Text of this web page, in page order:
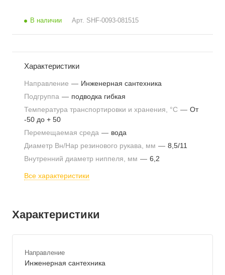
В наличии Арт. SHF-0093-081515
Характеристики
Направление — Инженерная сантехника
Подгруппа — подводка гибкая
Температура транспортировки и хранения, °С — От
-50 до + 50
Перемещаемая среда — вода
Диаметр Вн/Нар резинового рукава, мм — 8,5/11
Внутренний диаметр ниппеля, мм — 6,2
Все характеристики
Характеристики
Направление
Инженерная сантехника